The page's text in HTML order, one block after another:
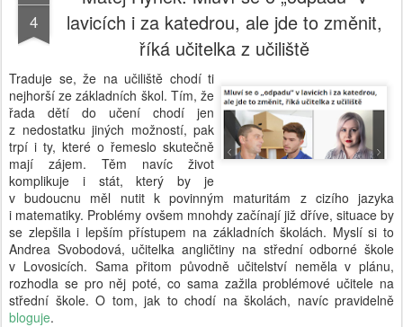
4
lavicích i za katedrou, ale jde to změnit,
říká učitelka z učiliště
Traduje se, že na učiliště chodí ti
nejhorší ze základních škol. Tím, že
řada dětí do učení chodí jen
z nedostatku jiných možností, pak
trpí i ty, které o řemeslo skutečně
mají zájem. Těm navíc život
komplikuje i stát, který by je
v budoucnu měl nutit k povinným maturitám z cizího jazyka
i matematiky. Problémy ovšem mnohdy začínají již dříve, situace by
se zlepšila i lepším přístupem na základních školách. Myslí si to
Andrea Svobodová, učitelka angličtiny na střední odborné škole
v Lovosicích. Sama přitom původně učitelství neměla v plánu,
rozhodla se pro něj poté, co sama zažila problémové učitele na
střední škole. O tom, jak to chodí na školách, navíc pravidelně
bloguje.